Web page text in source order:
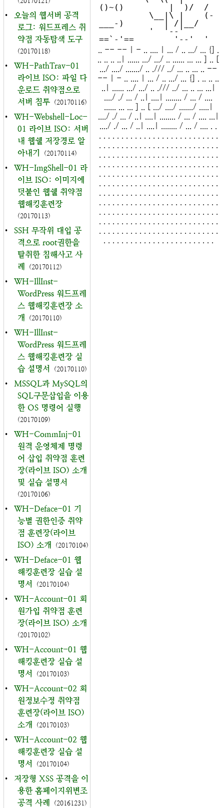
•
오늘의 웹서버 공격
로그: 워드프레스 취
약점 자동탐색 도구
(20170118)
•
WH-PathTrav-01
라이브 ISO: 파일 다
운로드 취약점으로
서버 침투 (20170116)
•
WH-Webshell-Loc-
01 라이브 ISO: 서버
내 웹쉘 저장경로 알
아내기
(20170114)
•
WH-ImgShell-01 라
이브 ISO: 이미지에
덧붙인 웹쉘 취약점
웹해킹훈련장
(20170113)
•
SSH 무작위 대입 공
격으로 root권한을
탈취한 침해사고 사
례
(20170112)
•
WH-IllInst-
WordPress 워드프레
스 웹해킹훈련장 소
개
(20170110)
•
WH-IllInst-
WordPress 워드프레
스 웹해킹훈련장 실
습 설명서
(20170110)
•
MSSQL과 MySQL의
SQL구문삽입을 이용
한 OS 명령어 실행
(20170109)
•
WH-CommInj-01
원격 운영체제 명령
어 삽입 취약점 훈련
장(라이브 ISO) 소개
및 실습 설명서
(20170106)
•
WH-Deface-01 기
능별 권한인증 취약
점 훈련장(라이브
ISO) 소개
(20170104)
•
WH-Deface-01 웹
해킹훈련장 실습 설
명서
(20170104)
•
WH-Account-01 회
원가입 취약점 훈련
장(라이브 ISO) 소개
(20170102)
•
WH-Account-01 웹
해킹훈련장 실습 설
명서
(20170103)
•
WH-Account-02 회
원정보수정 취약점
훈련장(라이브 ISO)
소개
(20170103)
•
WH-Account-02 웹
해킹훈련장 실습 설
명서
(20170104)
•
저장형 XSS 공격을 이
용한 홈페이지위변조
공격 사례
(20161231)
()~()         |  )/  /
___-)        | /|__/
          '  '--'
.. -- -- | - .. .... | ... / .. .../ ... {] .
.. .. .. ..| ...... .../ .../ .. ...... ... ... ] .. [
.../ ..../ ......./ .. ./// ../ ... .. ... .. --
-- | - .. .... | ... / .. .../ ... {] . .. .. ..
..| ...... .../ .../ .. ./// ../ ... .. ... ...|
..../ ./ ... / ..| ....| ........ / ... / ....
...... ... ... ] .. [ .../ ..../ ......./ .....|
..../ ./ ... / ..| ....| ........ / ... / .... ...|
..../ ./ ... / ..| ....| ........ / ... / .... . .
. . . . . . . . . . . . . . . . . . . . . . . . . . .
. . . . . . . . . . . . . . . . . . . . . . . . . . .
. . . . . . . . . . . . . . . . . . . . . . . . . . .
. . . . . . . . . . . . . . . . . . . . . . . . . . .
. . . . . . . . . . . . . . . . . . . . . . . . . . .
. . . . . . . . . . . . . . . . . . . . . . . . . . .
. . . . . . . . . . . . . . . . . . . . . . . . . . .
. . . . . . . . . . . . . . . . . . . . . . . . . . .
. . . . . . . . . . . . . . . . . . . . . . . . . . .
. . . . . . . . . . . . . . . . . . . . . . . . . . .
. . . . . . . . . . . . . . . . . . . . . . . . . . .
. . . . . . . . . . . . . . . . . . . . . . . . .